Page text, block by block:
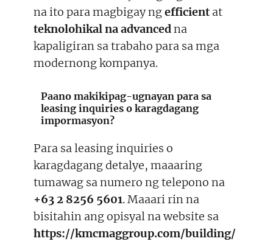
na ito para magbigay ngefficient at
teknolohikal na advancedna
kapaligiran sa trabaho para sa mga
modernong kompanya.
Paano makikipag-ugnayan para sa
leasing inquiries o karagdagang
impormasyon?
Para sa leasing inquiries o
karagdagang detalye, maaaring
tumawag sa numero ng telepono na
+63 2 8256 5601. Maaari rin na
bisitahin ang opisyal na website sa
https://kmcmaggroup.com/building/